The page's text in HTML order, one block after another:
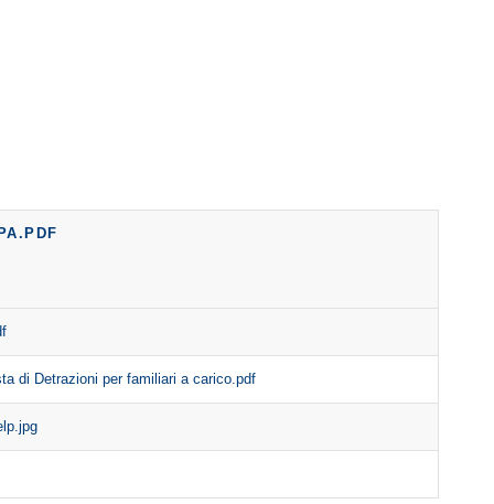
di Detrazioni per familiari a carico.pdf